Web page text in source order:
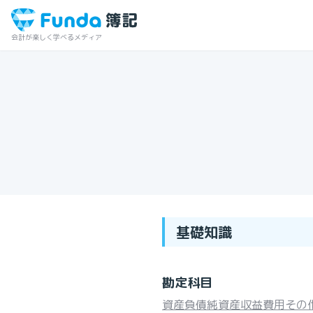
会計が楽しく学べるメディア
基礎知識
勘定科目
資産負債純資産収益費用その